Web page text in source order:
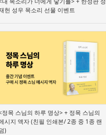
헌 성우 목소리 선물 이벤트
정목 스님의 하루 명상> + 정목 스님의
시지 액자 (친필 인쇄본/ 2종 중 1종 랜
)